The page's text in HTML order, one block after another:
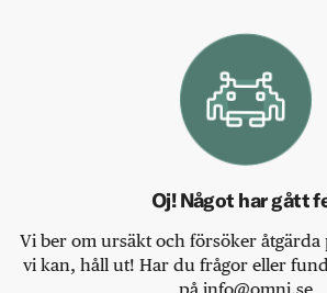
Oj! Något har gått
Vi ber om ursäkt och försöker åtgärda
vi kan, håll ut! Har du frågor eller